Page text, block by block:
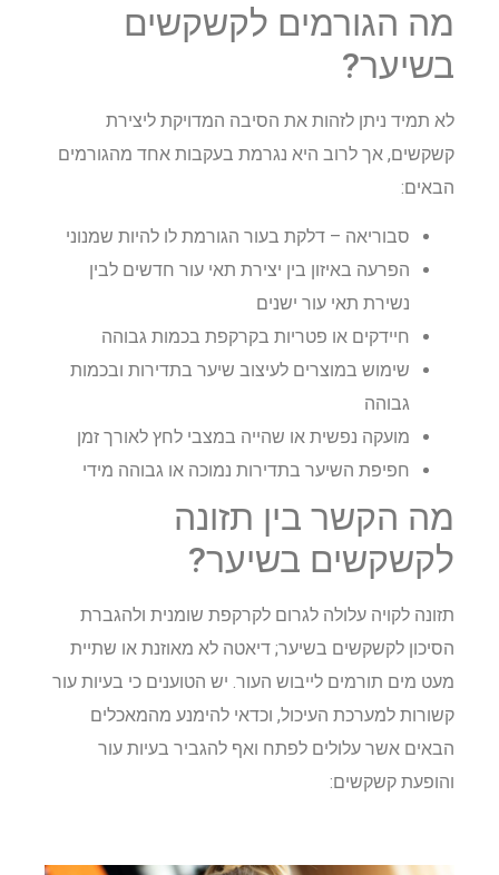
מה הגורמים לקשקשים
בשיער?
לא תמיד ניתן לזהות את הסיבה המדויקת ליצירת
קשקשים, אך לרוב היא נגרמת בעקבות אחד מהגורמים
הבאים:
סבוריאה – דלקת בעור הגורמת לו להיות שמנוני
הפרעה באיזון בין יצירת תאי עור חדשים לבין
נשירת תאי עור ישנים
חיידקים או פטריות בקרקפת בכמות גבוהה
שימוש במוצרים לעיצוב שיער בתדירות ובכמות
גבוהה
מועקה נפשית או שהייה במצבי לחץ לאורך זמן
חפיפת השיער בתדירות נמוכה או גבוהה מידי
מה הקשר בין תזונה
לקשקשים בשיער?
תזונה לקויה עלולה לגרום לקרקפת שומנית ולהגברת
הסיכון לקשקשים בשיער; דיאטה לא מאוזנת או שתיית
מעט מים תורמים לייבוש העור. יש הטוענים כי בעיות עור
קשורות למערכת העיכול, וכדאי להימנע מהמאכלים
הבאים אשר עלולים לפתח ואף להגביר בעיות עור
והופעת קשקשים: